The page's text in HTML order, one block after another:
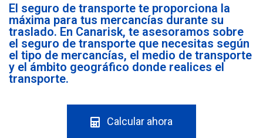
El seguro de transporte te proporciona la
máxima para tus mercancías durante su
traslado. En Canarisk, te asesoramos sobre
el seguro de transporte que necesitas según
el tipo de mercancías, el medio de transporte
y el ámbito geográfico donde realices el
transporte.
Calcular ahora